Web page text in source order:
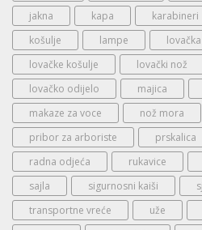
jakna
kapa karabineri
košulje
lampe
lovačke košulje
lovački nož
lovačko odijelo
majica
makaze za voce
nož mora
pribor za arboriste
prskalica
radna odjeća
rukavice
sajla
sigurnosni kaiši
transportne vreće
uže